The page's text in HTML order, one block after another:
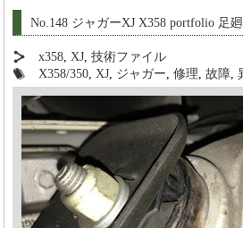
No.148 ジャガーXJ X358 portfolio 足
x358,XJ,技術ファイル
X358/350,XJ, ジャガー,修理,故障,